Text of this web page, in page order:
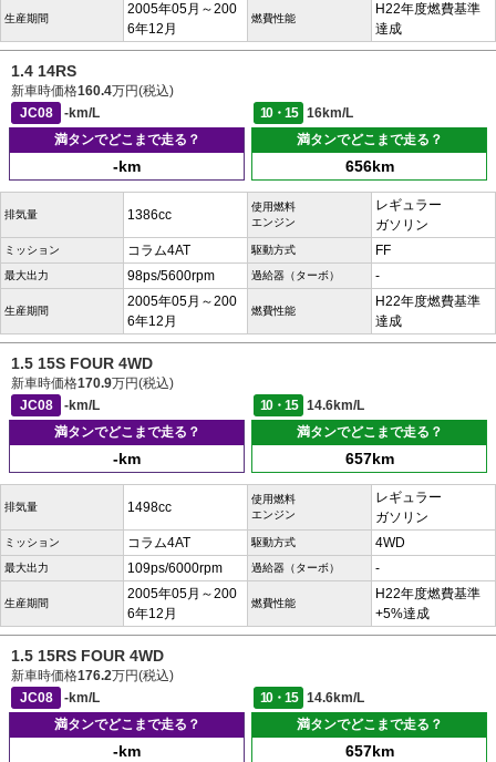
生産期間
2005年05月～200
6年12月
燃費性能
H22年度燃費基準
達成
1.4 14RS
新車時価格160.4万円(税込)
JC08
-km/L 10・15
16km/L
満タンでどこまで走る？
-km
満タンでどこまで走る？
656km
排気量 1386cc
使用燃料
エンジン
レギュラー
ガソリン
ミッション コラム4AT 駆動方式 FF
最大出力 98ps/5600rpm 過給器（ターボ） -
生産期間
2005年05月～200
6年12月
燃費性能
H22年度燃費基準
達成
1.5 15S FOUR 4WD
新車時価格170.9万円(税込)
JC08
-km/L 10・15
14.6km/L
満タンでどこまで走る？
-km
満タンでどこまで走る？
657km
排気量 1498cc
使用燃料
エンジン
レギュラー
ガソリン
ミッション コラム4AT 駆動方式 4WD
最大出力 109ps/6000rpm 過給器（ターボ） -
生産期間
2005年05月～200
6年12月
燃費性能
H22年度燃費基準
+5%達成
1.5 15RS FOUR 4WD
新車時価格176.2万円(税込)
JC08
-km/L 10・15
14.6km/L
満タンでどこまで走る？
-km
満タンでどこまで走る？
657km